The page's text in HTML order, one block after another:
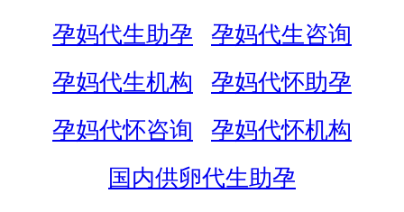
孕妈代生助孕
孕妈代生咨询
孕妈代生机构
孕妈代怀助孕
孕妈代怀咨询
孕妈代怀机构
国内供卵代生助孕